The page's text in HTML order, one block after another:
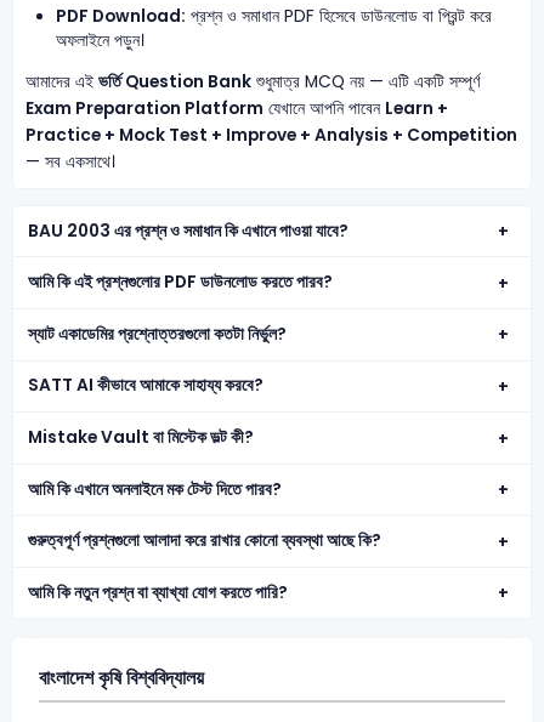
PDF Download: প্রশ্ন ও সমাধান PDF হিসেবে ডাউনলোড বা প্রিন্ট করে
অফলাইনে পড়ুন।
আমাদের এই ভর্তি Question Bankশুধুমাত্র MCQ নয় — এটি একটি সম্পূর্ণ
Exam Preparation Platform যেখানে আপনি পাবেন Learn +
Practice + Mock Test + Improve + Analysis + Competition
— সব একসাথে।
BAU 2003 এর প্রশ্ন ও সমাধান কি এখানে পাওয়া যাবে?
আমি কি এই প্রশ্নগুলোর PDF ডাউনলোড করতে পারব?
স্যাট একাডেমির প্রশ্নোত্তরগুলো কতটা নির্ভুল?
SATT AI কীভাবে আমাকে সাহায্য করবে?
Mistake Vault বা মিস্টেক ভল্ট কী?
আমি কি এখানে অনলাইনে মক টেস্ট দিতে পারব?
গুরুত্বপূর্ণ প্রশ্নগুলো আলাদা করে রাখার কোনো ব্যবস্থা আছে কি?
আমি কি নতুন প্রশ্ন বা ব্যাখ্যা যোগ করতে পারি?
বাংলাদেশ কৃষি বিশ্ববিদ্যালয়